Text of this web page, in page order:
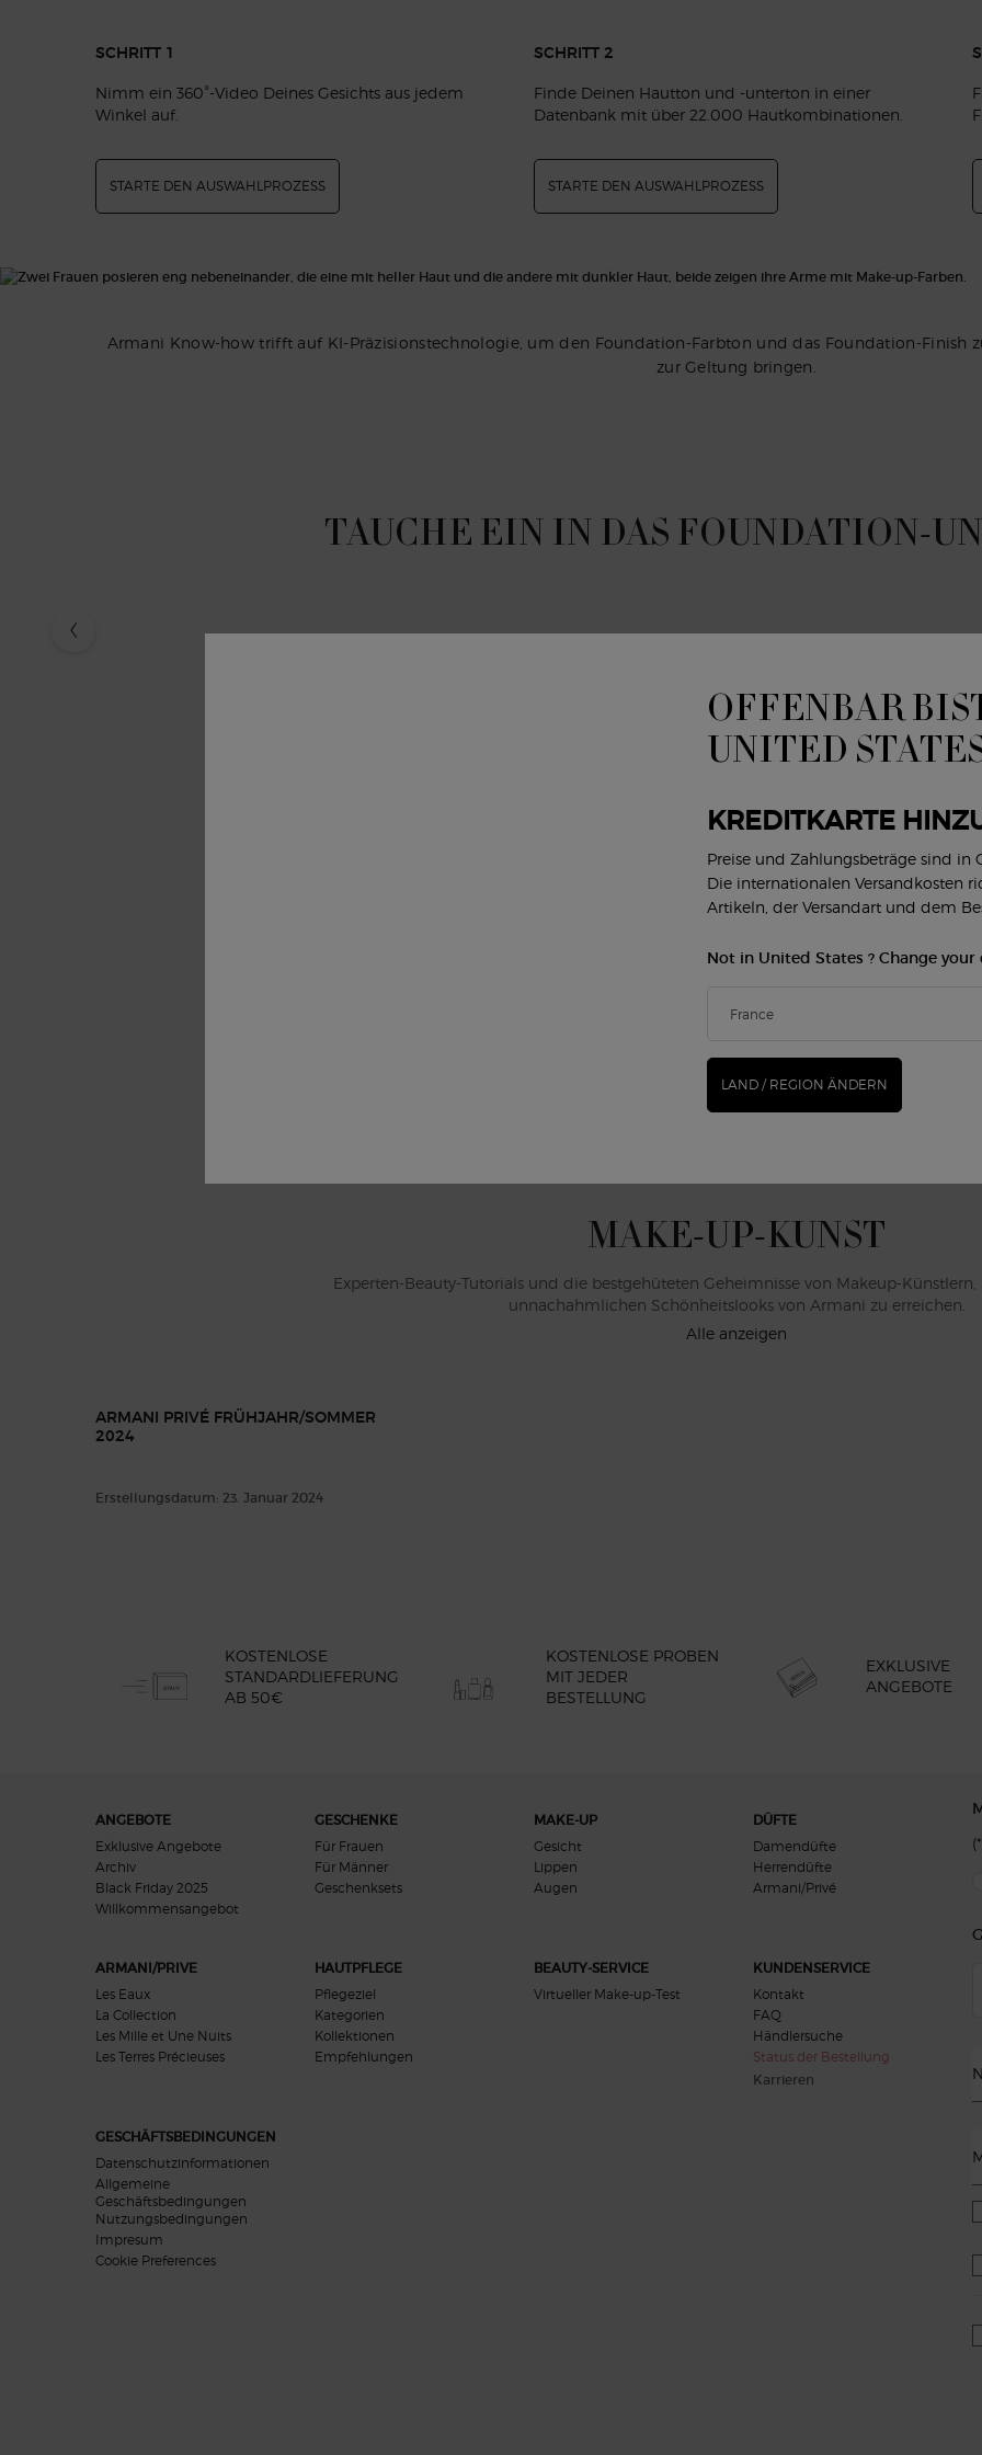
SCHRITT 1
Nimm ein 360°-Video Deines Gesichts aus jedem
Winkel auf.
STARTE DEN AUSWAHLPROZESS
SCHRITT 2
Finde Deinen Hautton und -unterton in einer
Datenbank mit über 22.000 Hautkombinationen.
STARTE DEN AUSWAHLPROZESS
Armani Know-how trifft auf KI-Präzisionstechnologie, um den Foundation-Farbton und das Foundation-Finish
zur Geltung bringen.
TAUCHE EIN IN DAS FOUNDATION-
ONE-TO-ONE
BEAUTY-SERVICES
MAKE-UP-KUNST
Experten-Beauty-Tutorials und die bestgehüteten Geheimnisse von Makeup-
unnachahmlichen Schönheitslooks von Armani zu erreichen.
Alle anzeigen
ARMANI PRIVÉ FRÜHJAHR/SOMMER
2024
Erstellungsdatum: 23. Januar 2024
KOSTENLOSE
STANDARDLIEFERUNG
AB 50€
KOSTENLOSE PROBEN
MIT JEDER
BESTELLUNG
EXKLUSIVE
ANGEBOTE
ANGEBOTE
Exklusive Angebote
Archiv
Black Friday 2025
Willkommensangebot​
GESCHENKE
Für Frauen
Für Männer
Geschenksets
MAKE-UP
Gesicht
Lippen
Augen
DÜFTE
Damendüfte
Herrendüfte
Armani/Privé
ARMANI/PRIVE
Les Eaux
La Collection
Les Mille et Une Nuits
Les Terres Précieuses
HAUTPFLEGE
Pflegeziel
Kategorien
Kollektionen
Empfehlungen
BEAUTY-SERVICE
Virtueller Make-up-Test
KUNDENSERVICE
Kontakt
FAQ
Händlersuche
Status der Bestellung
Karrieren
GESCHÄFTSBEDINGUNGEN
Datenschutzinformationen
Allgemeine
Geschäftsbedingungen
Nutzungsbedingungen
Impresum
Cookie Preferences
OFFENBAR
UNITED
KREDITKARTE
Preise und Zahlungsbeträge sind in
Die internationalen Versandkosten
Artikeln, der Versandart und dem
Not in United States ? Change
LAND / REGION ÄNDERN